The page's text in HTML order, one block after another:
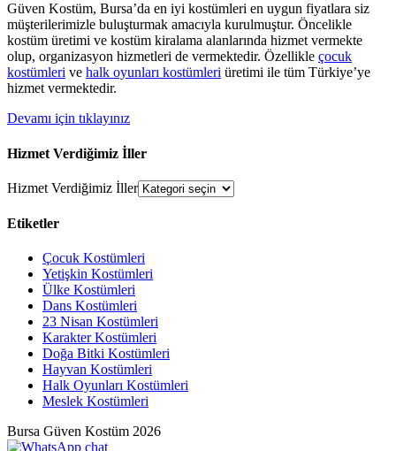
Güven Kostüm, Bursa’da en iyi kostümleri en uygun fiyatlara siz
müşterilerimizle buluşturmak amacıyla kurulmuştur. Öncelikle
kostüm üretimi ve kostüm kiralama alanlarında hizmet vermekte
olup, organizasyon hizmetleri de vermektedir. Özellikle çocuk
kostümleri ve halk oyunları kostümleri üretimi ile tüm Türkiye’ye
hizmet vermektedir.
Devamı için tıklayınız
Hizmet Verdiğimiz İller
Hizmet Verdiğimiz İller
Etiketler
Çocuk Kostümleri
Yetişkin Kostümleri
Ülke Kostümleri
Dans Kostümleri
23 Nisan Kostümleri
Karakter Kostümleri
Doğa Bitki Kostümleri
Hayvan Kostümleri
Halk Oyunları Kostümleri
Meslek Kostümleri
Bursa Güven Kostüm 2026